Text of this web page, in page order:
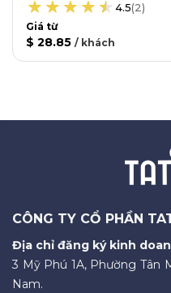
4.5(2)
Giá từ
$ 28.85 / khách
CÔNG TY CỔ PHẦN
Địa chỉ đăng ký kinh
3 Mỹ Phú 1A, Phường Tân
Nam.